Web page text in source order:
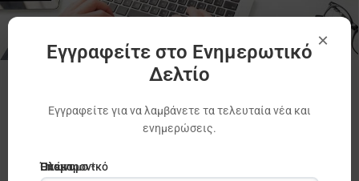
συμμετοχή σε διαδικτυακά σεμινάρια
επαφών και άλλες εκπαιδευτικές
Erasmus +
×
Εγγραφείτε στο Ενημερωτικό
Δελτίο
Εγγραφείτε για να λαμβάνετε τα τελευταία νέα και
ενημερώσεις.
Ηλεκτρονικό
Όνομα
Επώνυμο *